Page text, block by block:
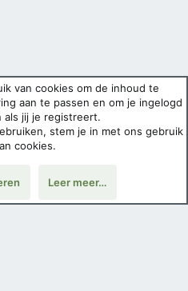
van cookies om de inhoud te
aan te passen en om je ingelogd
als jij je registreert.
stem je in met ons gebruik
cookies.
Leer meer…